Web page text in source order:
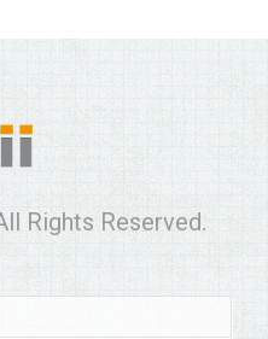
Rights Reserved.